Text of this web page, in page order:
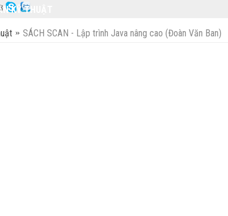
KỸ THUẬT
SÁCH SCAN - Lập trình Java nâng cao (Đoàn Văn Ban)